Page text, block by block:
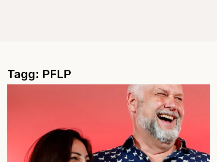
Tagg: PFLP